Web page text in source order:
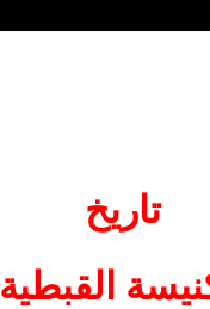
تاريخ
القبطية